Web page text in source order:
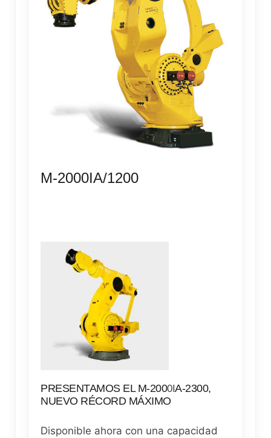
M-2000IA/1200
PRESENTAMOS EL M-2000I A-2300,
NUEVO RÉCORD MÁXIMO
Disponible ahora con una capacidad